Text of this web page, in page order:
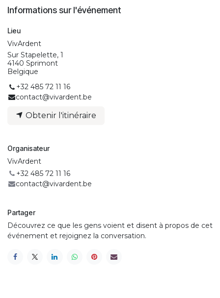
Informations sur l'événement
Lieu
VivArdent
Sur Stapelette, 1
4140 Sprimont
Belgique
+32 485 72 11 16
contact@vivardent.be
Obtenir l'itinéraire
Organisateur
VivArdent
+32 485 72 11 16
contact@vivardent.be
Partager
Découvrez ce que les gens voient et disent à propos de cet
événement et rejoignez la conversation.